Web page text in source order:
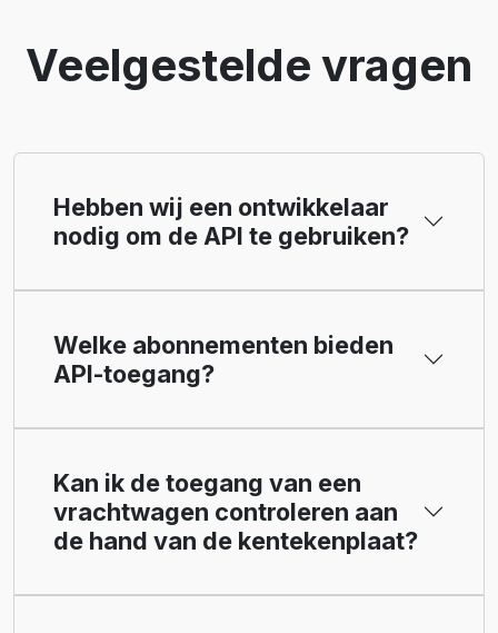
Veelgestelde vragen
Hebben wij een ontwikkelaar
nodig om de API te gebruiken?
Welke abonnementen bieden
API-toegang?
Kan ik de toegang van een
vrachtwagen controleren aan
de hand van de kentekenplaat?